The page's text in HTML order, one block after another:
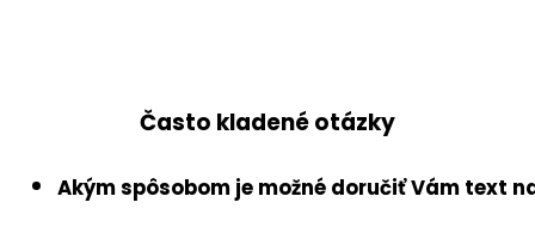
Často kladené otázky
Akým spôsobom je možné doručiť Vám text